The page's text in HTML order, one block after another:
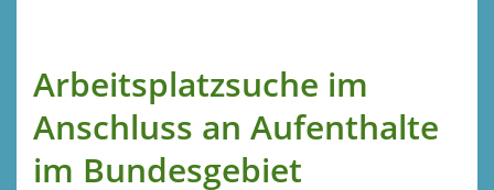
Arbeitsplatzsuche im
Anschluss an Aufenthalte
im Bundesgebiet